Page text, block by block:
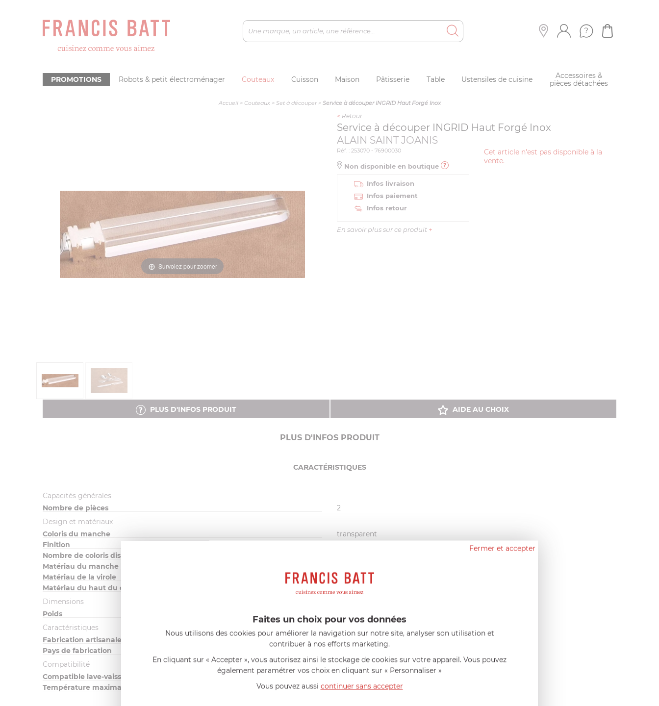
Robots & petit électroménager Couteaux Cuisson Maison Pâtisserie Table Ustensiles de cuisine
Accessoires &
pièces détachées
PROMOTIONS
Accueil> Couteaux> Set à découper> Service à découper INGRID Haut Forgé Inox
Survolez pour zoomer
< Retour
Service à découper INGRID Haut Forgé Inox
ALAIN SAINT JOANIS
Cet article n'est pas disponible à la
vente.
Réf. : 253070 - 76900030
Non disponible en boutique
Infos livraison
Infos paiement
Infos retour
En savoir plus sur ce produit +
PLUS D'INFOS PRODUIT AIDE AU CHOIX
PLUS D'INFOS PRODUIT
CARACTÉRISTIQUES
Capacités générales
Nombre de pièces
2
Design et matériaux
Coloris du manche
transparent
Finition
Nombre de coloris disponibles
Matériau du manche
Matériau de la virole
métal argenté
Matériau du haut du couvert
inox 18/10
Dimensions
Poids
Caractéristiques
Fabrication artisanale
Oui
Pays de fabrication
France métropolitaine
Compatibilité
Compatible lave-vaisselle
Température maximale du lave vaisselle 50°C
Oui
Fermer et accepter
Faites un choix pour vos données
Nous utilisons des cookies pour améliorer la navigation sur notre site, analyser son utilisation et
contribuer à nos efforts marketing.
En cliquant sur « Accepter », vous autorisez ainsi le stockage de cookies sur votre appareil. Vous pouvez
également paramétrer vos choix en cliquant sur « Personnaliser »
Vous pouvez aussi continuer sans accepter